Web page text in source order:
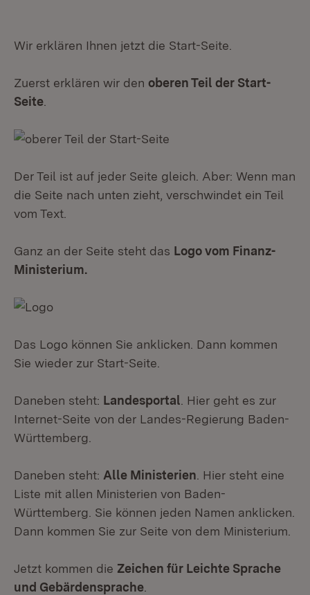
Wir erklären Ihnen jetzt die Start-Seite.
Zuerst erklären wir den oberen Teil der Start-
Seite
Der Teil ist auf jeder Seite gleich. Aber: Wenn man
die Seite nach unten zieht, verschwindet ein Teil
vom Text.
Ganz an der Seite steht das Logo vom Finanz-
Ministerium.
Das Logo können Sie anklicken. Dann kommen
Sie wieder zur Start-Seite.
Daneben steht: Landesportal . Hier geht es zur
Internet-Seite von der Landes-Regierung Baden-
Württemberg.
Daneben steht: Alle Ministerien . Hier steht eine
Liste mit allen Ministerien von Baden-
Württemberg. Sie können jeden Namen anklicken.
Dann kommen Sie zur Seite von dem Ministerium.
Jetzt kommen die Zeichen für Leichte Sprache
und Gebärdensprache